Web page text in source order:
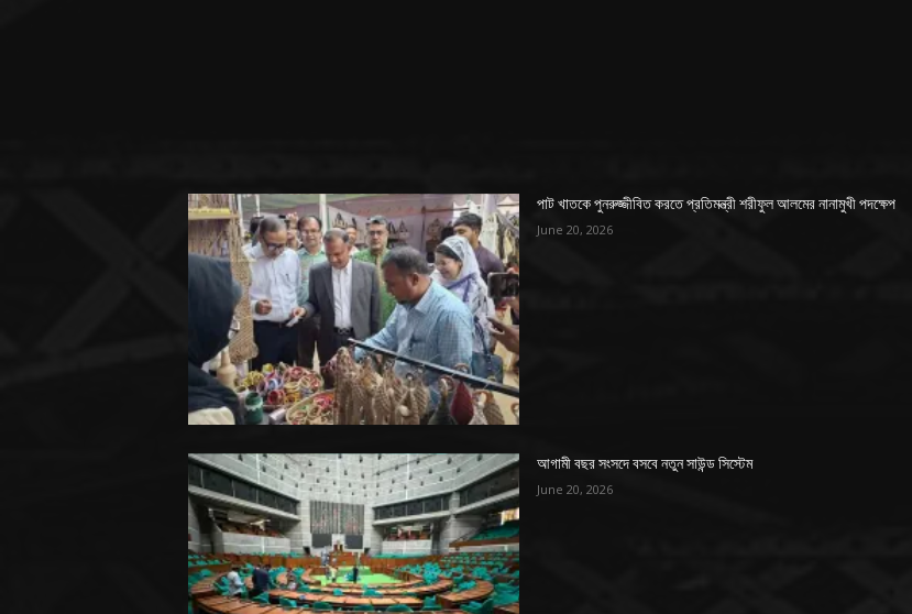
পাট খাতকে পুনরুজ্জীবিত করতে প্রতিমন্ত্রী শরীফুল আলমের নানামুখী পদক্ষেপ
June 20, 2026
আগামী বছর সংসদে বসবে নতুন সাউন্ড সিস্টেম
June 20, 2026